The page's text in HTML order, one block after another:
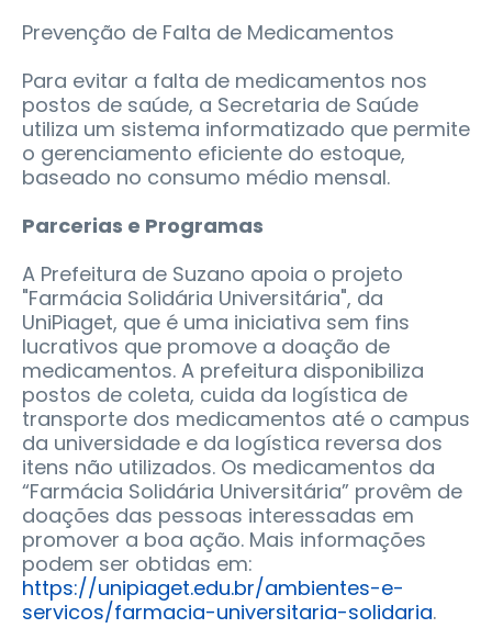
Prevenção de Falta de Medicamentos
Para evitar a falta de medicamentos nos
postos de saúde, a Secretaria de Saúde
utiliza um sistema informatizado que permite
o gerenciamento eficiente do estoque,
baseado no consumo médio mensal.
Parcerias e Programas
A Prefeitura de Suzano apoia o projeto
"Farmácia Solidária Universitária", da
UniPiaget, que é uma iniciativa sem fins
lucrativos que promove a doação de
medicamentos. A prefeitura disponibiliza
postos de coleta, cuida da logística de
transporte dos medicamentos até o campus
da universidade e da logística reversa dos
itens não utilizados. Os medicamentos da
“Farmácia Solidária Universitária” provêm de
doações das pessoas interessadas em
promover a boa ação. Mais informações
podem ser obtidas em:
https://unipiaget.edu.br/ambientes-e-
servicos/farmacia-universitaria-solidaria.